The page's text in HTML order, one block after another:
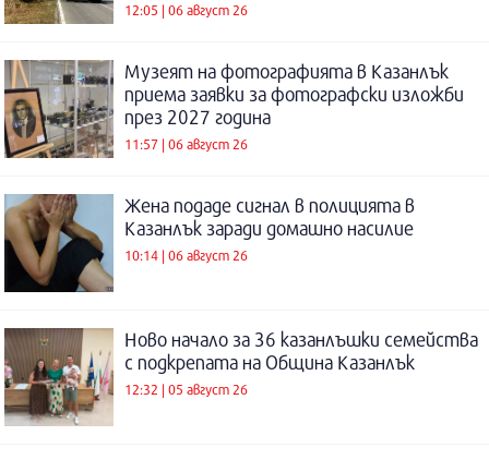
12:05 | 06 август 26
Музеят на фотографията в Казанлък
приема заявки за фотографски изложби
през 2027 година
11:57 | 06 август 26
Жена подаде сигнал в полицията в
Казанлък заради домашно насилие
10:14 | 06 август 26
Ново начало за 36 казанлъшки семейства
с подкрепата на Община Казанлък
12:32 | 05 август 26